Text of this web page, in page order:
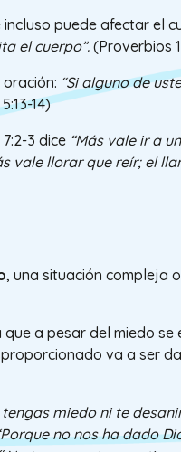
puede afectar el
el cuerpo”. (Proverbios
“Si alguno de
14)
3 dice “Más vale ir a
vale llorar que reír; el
, una situación compleja
a pesar del miedo se
va a ser
tengas miedo ni te
no nos ha dado